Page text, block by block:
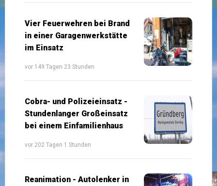
Vier Feuerwehren bei Brand
in einer Garagenwerkstätte
im Einsatz
vor 149 Tagen 23 Stunden
Cobra- und Polizeieinsatz -
Stundenlanger Großeinsatz
bei einem Einfamilienhaus
vor 202 Tagen 1 Stunden
Reanimation - Autolenker in